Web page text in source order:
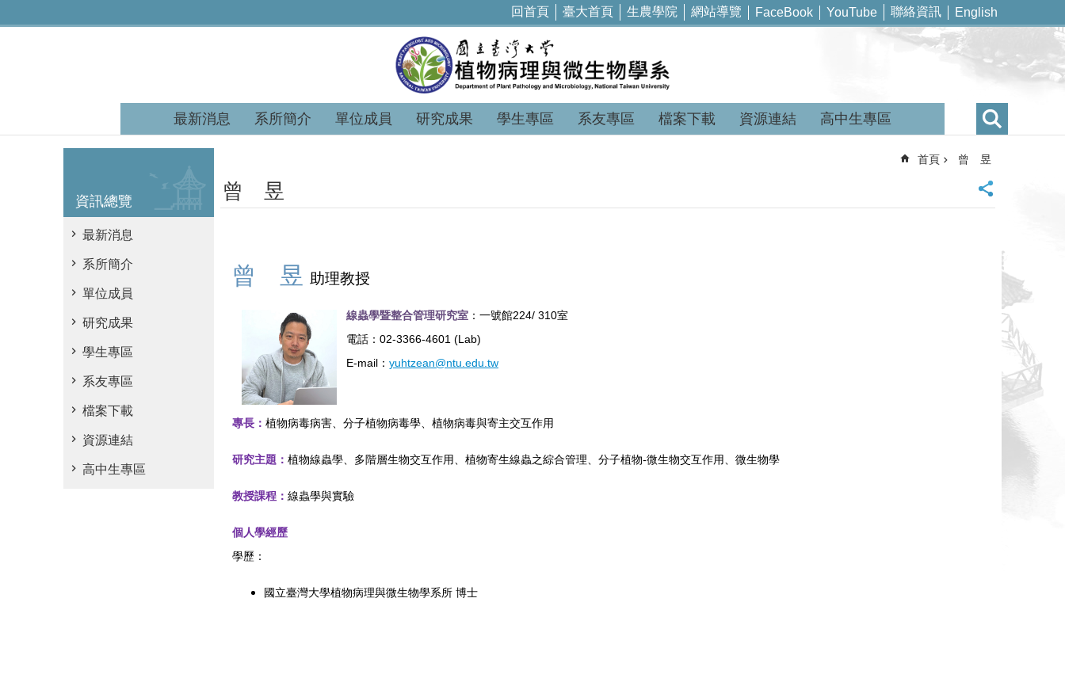
回首頁 臺大首頁 生農學院 網站導覽 FaceBook YouTube 聯絡資訊 English
最新消息 系所簡介 單位成員 研究成果 學生專區 系友專區 檔案下載 資源連結 高中生專區
資訊總覽
最新消息
系所簡介
單位成員
研究成果
學生專區
系友專區
檔案下載
資源連結
高中生專區
首頁 曾 昱
曾 昱
曾 昱 助理教授
線蟲學暨整合管理研究室 ：一號館224/ 310室
電話： 02-3366-4601 (Lab)
E-mail ： yuhtzean@ntu.edu.tw
專長： 植物病毒病害、分子植物病毒學、植物病毒與寄主交互作用
研究主題： 植物線蟲學、多階層生物交互作用、植物寄生線蟲之綜合管理、分子植物-微生物交互作用、微生物學
教授課程： 線蟲學與實驗
個人學經歷
學歷：
國立臺灣大學植物病理與微生物學系所 博士